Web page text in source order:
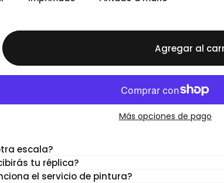
Agregar al
Más opciones de pago
escala?
tu réplica?
el servicio de pintura?